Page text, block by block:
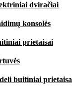
dviračiai
konsolės
prietaisai
buitiniai